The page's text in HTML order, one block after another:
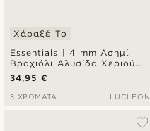
Essentials | 4 mm Ασημί
Βραχιόλι Αλυσίδα Χεριού
Ψαροκόκκαλο
Χάραξέ Το
34,95 €
3 ΧΡΏΜΑΤΑ LUCLEON